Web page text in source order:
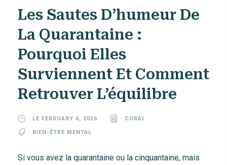
Les Sautes D’humeur De
La Quarantaine :
Pourquoi Elles
Surviennent Et Comment
Retrouver L’équilibre
LE FEBRUARY 6, 2026 CORAL
BIEN-ÊTRE MENTAL
Si vous avez la quarantaine ou la cinquantaine, mais